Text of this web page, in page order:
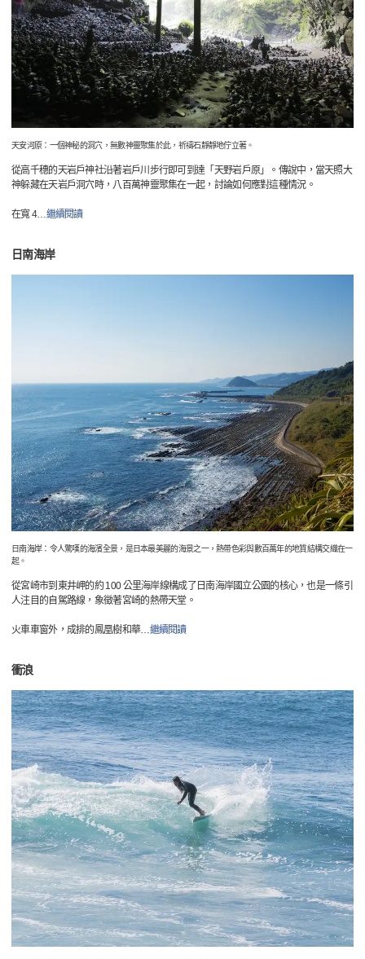
天安河原：一個神秘的洞穴，無數神靈聚集於此，祈禱石靜靜地佇立著。
從高千穗的天岩戶神社沿著岩戶川步行即可到達「天野岩戶原」。傳說中，當天照大
神躲藏在天岩戶洞穴時，八百萬神靈聚集在一起，討論如何應對這種情況。
在寬 4…繼續閱讀
日南海岸
日南海岸：令人驚嘆的海濱全景，是日本最美麗的海景之一，熱帶色彩與數百萬年的地質結構交織在一
起。
從宮崎市到東井岬的約 100 公里海岸線構成了日南海岸國立公園的核心，也是一條引
人注目的自駕路線，象徵著宮崎的熱帶天堂。
火車車窗外，成排的鳳凰樹和華…繼續閱讀
衝浪